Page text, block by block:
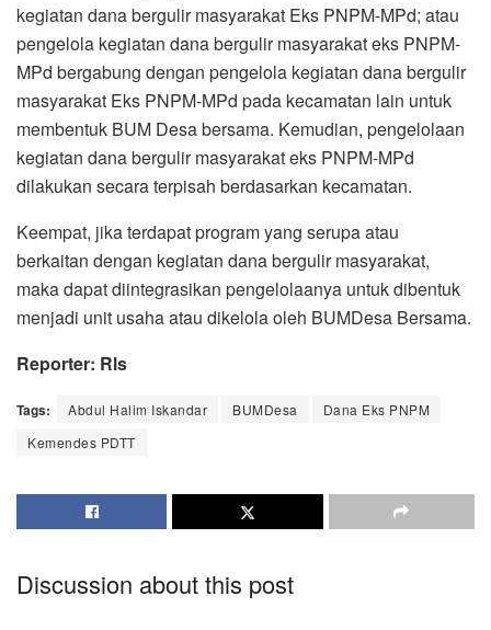
kegiatan dana bergulir masyarakat Eks PNPM-MPd; atau
pengelola kegiatan dana bergulir masyarakat eks PNPM-
MPd bergabung dengan pengelola kegiatan dana bergulir
masyarakat Eks PNPM-MPd pada kecamatan lain untuk
membentuk BUM Desa bersama. Kemudian, pengelolaan
kegiatan dana bergulir masyarakat eks PNPM-MPd
dilakukan secara terpisah berdasarkan kecamatan.
Keempat, jika terdapat program yang serupa atau
berkaitan dengan kegiatan dana bergulir masyarakat,
maka dapat diintegrasikan pengelolaanya untuk dibentuk
menjadi unit usaha atau dikelola oleh BUMDesa Bersama.
Reporter: Rls
Tags: Abdul Halim Iskandar BUMDesa
Dana Eks PNPM
Kemendes PDTT
Discussion about this post